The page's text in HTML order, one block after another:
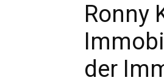
Ronny
der